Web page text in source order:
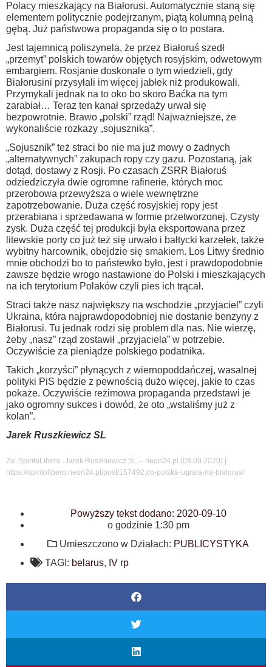
Polacy mieszkający na Białorusi. Automatycznie staną się
elementem politycznie podejrzanym, piątą kolumną pełną
gębą. Już państwowa propaganda się o to postara.
Jest tajemnicą poliszynela, że przez Białoruś szedł
„przemyt” polskich towarów objętych rosyjskim, odwetowym
embargiem. Rosjanie doskonale o tym wiedzieli, gdy
Białorusini przysyłali im więcej jabłek niż produkowali.
Przymykali jednak na to oko bo skoro Baćka na tym
zarabiał… Teraz ten kanał sprzedaży urwał się
bezpowrotnie. Brawo „polski” rząd! Najważniejsze, że
wykonaliście rozkazy „sojusznika”.
„Sojusznik” też straci bo nie ma już mowy o żadnych
„alternatywnych” zakupach ropy czy gazu. Pozostaną, jak
dotąd, dostawy z Rosji. Po czasach ZSRR Białoruś
odziedziczyła dwie ogromne rafinerie, których moc
przerobowa przewyższa o wiele wewnętrzne
zapotrzebowanie. Duża część rosyjskiej ropy jest
przerabiana i sprzedawana w formie przetworzonej. Czysty
zysk. Duża część tej produkcji była eksportowana przez
litewskie porty co już też się urwało i bałtycki karzełek, także
wybitny harcownik, obejdzie się smakiem. Los Litwy średnio
mnie obchodzi bo to państewko było, jest i prawdopodobnie
zawsze będzie wrogo nastawione do Polski i mieszkających
na ich terytorium Polaków czyli pies ich trącał.
Straci także nasz największy na wschodzie „przyjaciel” czyli
Ukraina, która najprawdopodobniej nie dostanie benzyny z
Białorusi. Tu jednak rodzi się problem dla nas. Nie wierzę,
żeby „nasz” rząd zostawił „przyjaciela” w potrzebie.
Oczywiście za pieniądze polskiego podatnika.
Takich „korzyści” płynących z wiernopoddańczej, wasalnej
polityki PiS będzie z pewnością dużo więcej, jakie to czas
pokaże. Oczywiście reżimowa propaganda przedstawi je
jako ogromny sukces i dowód, że oto „wstaliśmy już z
kolan”.
Jarek Ruszkiewicz SL
Za: SpiritoLibero -Jarek Ruszkiewicz SL – neon24.pl (08.09.2020) |
https://spiritolibero.neon24.pl/post/157492,co-polska-ugrala-na-bialorusi
Powyższy tekst dodano: 2020-09-10
o godzinie 1:30 pm
Umieszczono w Działach: PUBLICYSTYKA
TAGI: belarus, IV rp